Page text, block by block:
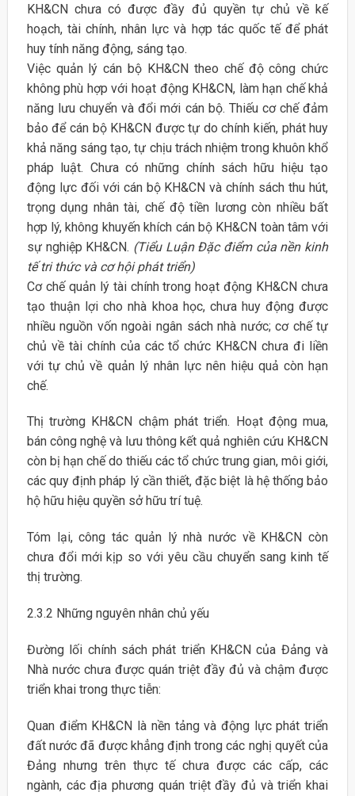
KH&CN chưa có được đầy đủ quyền tự chủ về kế
hoạch, tài chính, nhân lực và hợp tác quốc tế để phát
huy tính năng động, sáng tạo.
Việc quản lý cán bộ KH&CN theo chế độ công chức
không phù hợp với hoạt động KH&CN, làm hạn chế khả
năng lưu chuyển và đổi mới cán bộ. Thiếu cơ chế đảm
bảo để cán bộ KH&CN được tự do chính kiến, phát huy
khả năng sáng tạo, tự chịu trách nhiệm trong khuôn khổ
pháp luật. Chưa có những chính sách hữu hiệu tạo
động lực đối với cán bộ KH&CN và chính sách thu hút,
trọng dụng nhân tài, chế độ tiền lương còn nhiều bất
hợp lý, không khuyến khích cán bộ KH&CN toàn tâm với
sự nghiệp KH&CN. (Tiểu Luận Đặc điểm của nền kinh
tế tri thức và cơ hội phát triển)
Cơ chế quản lý tài chính trong hoạt động KH&CN chưa
tạo thuận lợi cho nhà khoa học, chưa huy động được
nhiều nguồn vốn ngoài ngân sách nhà nước; cơ chế tự
chủ về tài chính của các tổ chức KH&CN chưa đi liền
với tự chủ về quản lý nhân lực nên hiệu quả còn hạn
chế.
Thị trường KH&CN chậm phát triển. Hoạt động mua,
bán công nghệ và lưu thông kết quả nghiên cứu KH&CN
còn bị hạn chế do thiếu các tổ chức trung gian, môi giới,
các quy định pháp lý cần thiết, đặc biệt là hệ thống bảo
hộ hữu hiệu quyền sở hữu trí tuệ.
Tóm lại, công tác quản lý nhà nước về KH&CN còn
chưa đổi mới kịp so với yêu cầu chuyển sang kinh tế
thị trường.
2.3.2 Những nguyên nhân chủ yếu
Đường lối chính sách phát triển KH&CN của Đảng và
Nhà nước chưa được quán triệt đầy đủ và chậm được
triển khai trong thực tiễn:
Quan điểm KH&CN là nền tảng và động lực phát triển
đất nước đã được khẳng định trong các nghị quyết của
Đảng nhưng trên thực tế chưa được các cấp, các
ngành, các địa phương quán triệt đầy đủ và triển khai